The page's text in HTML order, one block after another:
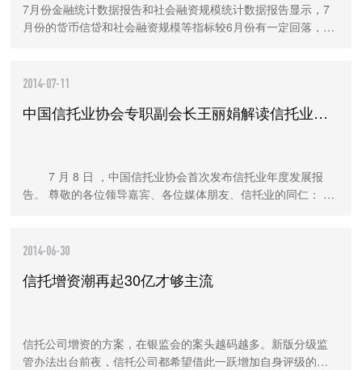
7月份金融统计数据报告和社会融资规模统计数据报告显示，7
月份的货币信贷和社会融资规模等指标较6月份有一定回落，人
2014-07-11
中国信托业协会专职副会长王丽娟解读信托业发展报告
‍ ‍ ‍ ‍ ‍ ‍ ‍ ‍ 7 月 8 日 ，中国信托业协会首次发布信托业年度发展报
告。 尊敬的各位领导嘉宾、各位媒体朋友、信托业的同仁： 大
2014-06-30
信托增资潮再起30亿才够主流
信托公司增资的方案，在银监会的案头越码越多。新版分级监
管办法出台前夜，信托公司都希望借此一跃增加自身评级的筹